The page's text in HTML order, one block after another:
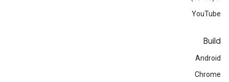
YouTube
Build
Android
Chrome